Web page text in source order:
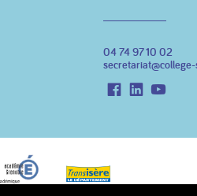
04 74 97 10 02
FacebookLinkedIn